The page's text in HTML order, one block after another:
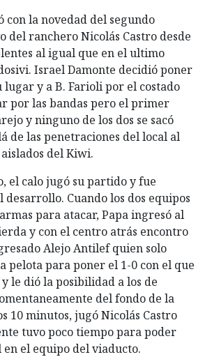
con la novedad del segundo
del ranchero Nicolás Castro desde
al igual que en el ultimo
Israel Damonte decidió poner
lugar y a B. Farioli por el costado
por las bandas pero el primer
y ninguno de los dos se sacó
de las penetraciones del local al
del Kiwi.
el calo jugó su partido y fue
Cuando los dos equipos
para atacar, Papa ingresó al
y con el centro atrás encontro
Alejo Antilef quien solo
pelota para poner el 1-0 con el que
le dió la posibilidad a los de
del fondo de la
10 minutos, jugó Nicolás Castro
tuvo poco tiempo para poder
el equipo del viaducto.